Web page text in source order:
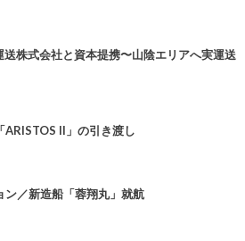
株式会社と資本提携〜山陰エリアへ実運送
ARISTOS II」の引き渡し
ン／新造船「蓉翔丸」就航